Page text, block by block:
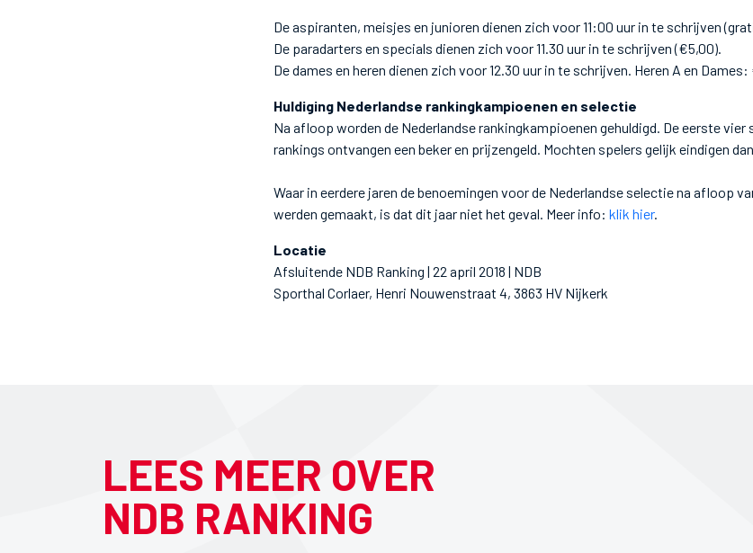
De aspiranten, meisjes en junioren dienen zich voor 11:00 uur in te schrijven
De paradarters en specials dienen zich voor 11.30 uur in te schrijven (€5,00).
De dames en heren dienen zich voor 12.30 uur in te schrijven. Heren A en
Huldiging Nederlandse rankingkampioenen en selectie
Na afloop worden de Nederlandse rankingkampioenen gehuldigd. De eerste vier
rankings ontvangen een beker en prijzengeld. Mochten spelers gelijk eindigen
Waar in eerdere jaren de benoemingen voor de Nederlandse selectie na afloop
werden gemaakt, is dat dit jaar niet het geval. Meer info: klik hier.
Locatie
Afsluitende NDB Ranking | 22 april 2018 | NDB
Sporthal Corlaer, Henri Nouwenstraat 4, 3863 HV Nijkerk
LEES MEER OVER
NDB RANKING